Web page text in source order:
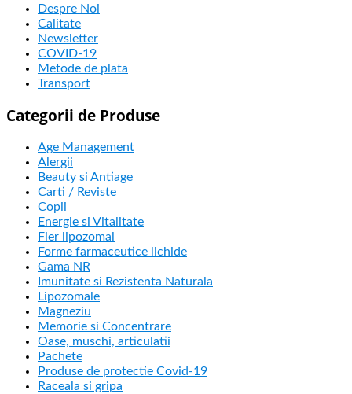
Despre Noi
Calitate
Newsletter
COVID-19
Metode de plata
Transport
Categorii de Produse
Age Management
Alergii
Beauty si Antiage
Carti / Reviste
Copii
Energie si Vitalitate
Fier lipozomal
Forme farmaceutice lichide
Gama NR
Imunitate si Rezistenta Naturala
Lipozomale
Magneziu
Memorie si Concentrare
Oase, muschi, articulatii
Pachete
Produse de protectie Covid-19
Raceala si gripa